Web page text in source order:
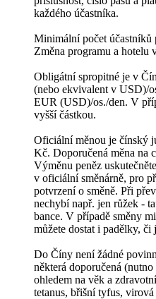
každého účastníka.
Minimální počet účastníků
Změna programu a hotelu
Obligátní spropitné je v
(nebo ekvivalent v USD)/
EUR (USD)/os./den. V
vyšší částkou.
Oficiální měnou je čínský
Kč. Doporučená měna na
Výměnu peněz
v oficiální směnárně, pro
potvrzení o směně. Při
nechybí např. jen růžek -
bance. V případě směny
můžete dostat i padělky, či
Do Číny není žádné
některá doporučená
ohledem na věk a
tetanus, břišní tyfus,